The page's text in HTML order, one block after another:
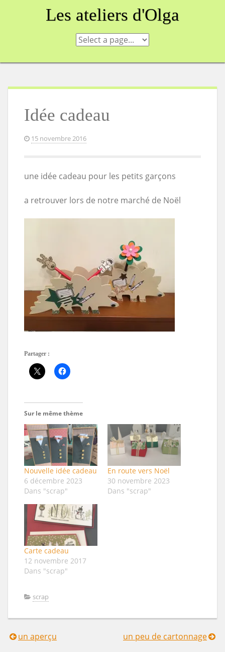
Les ateliers d'Olga
Idée cadeau
15 novembre 2016
une idée cadeau pour les petits garçons
a retrouver lors de notre marché de Noël
Partager :
Sur le même thème
Nouvelle idée cadeau
6 décembre 2023
Dans "scrap"
En route vers Noël
30 novembre 2023
Dans "scrap"
Carte cadeau
12 novembre 2017
Dans "scrap"
scrap
Navigation
un aperçu un peu de cartonnage